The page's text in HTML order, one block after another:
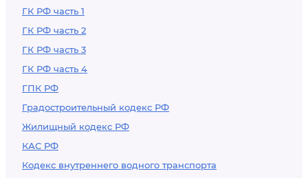
ГК РФ часть 1
ГК РФ часть 2
ГК РФ часть 3
ГК РФ часть 4
ГПК РФ
Градостроительный кодекс РФ
Жилищный кодекс РФ
КАС РФ
Кодекс внутреннего водного транспорта